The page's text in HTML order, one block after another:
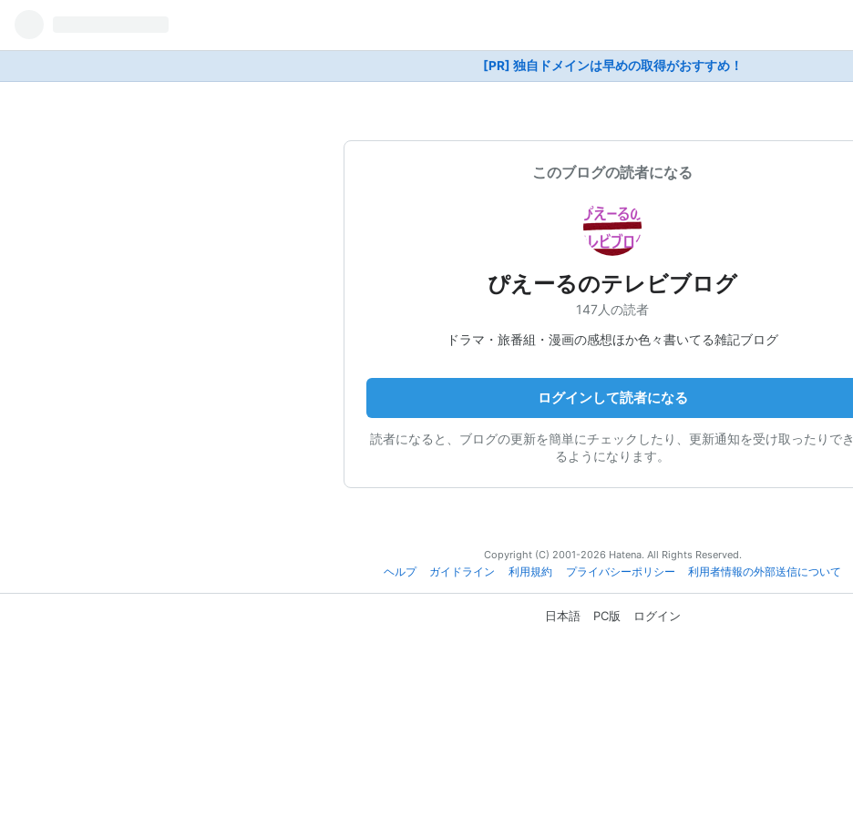
[PR] 独自ドメインは早めの取得がおすすめ！
このブログの読者になる
ぴえーるのテレビブログ
147人の読者
ドラマ・旅番組・漫画の感想ほか色々書いてる雑記ブログ
ログインして読者になる
読者になると、ブログの更新を簡単にチェックしたり、更新通知を受け取ったりでき
るようになります。
Copyright (C) 2001-2026 Hatena. All Rights Reserved.
ヘルプ
ガイドライン 利用規約 プライバシーポリシー 利用者情報の外部送信について
日本語 PC版 ログイン